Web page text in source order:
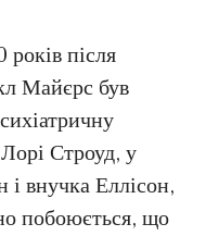
років після
Майєрс був
Строуд, у
і внучка Еллісон,
побоюється, що